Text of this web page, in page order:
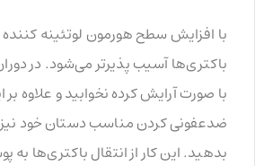
با افزایش سطح هورمون لوتئینه
باکتری‌ها آسیب پذیرتر می‌شود. در
با صورت آرایش کرده نخوابید و علاوه
ضدعفونی کردن مناسب دستان خود
بدهید. این کار از انتقال باکتری‌ها